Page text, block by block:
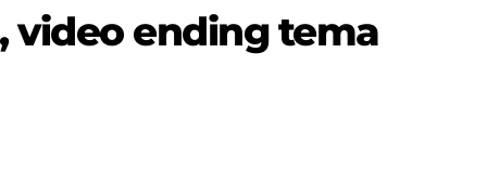
video ending tema